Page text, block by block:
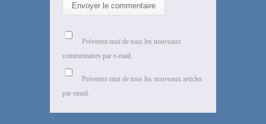
Envoyer le commentaire
Prévenez-moi de tous les nouveaux
commentaires par e-mail.
Prévenez-moi de tous les nouveaux articles
par email.